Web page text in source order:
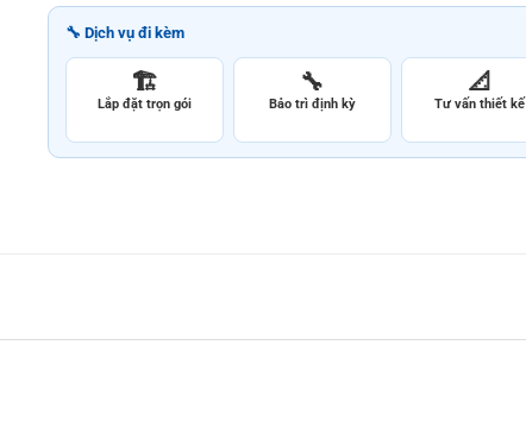
🔧 Dịch vụ đi kèm
🏗️
Lắp đặt trọn gói
🔧
Bảo trì định kỳ
📐
Tư vấn thiết kế